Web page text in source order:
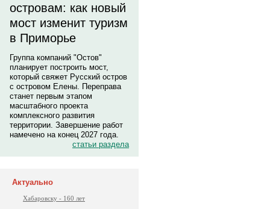
островам: как новый
мост изменит туризм
в Приморье
Группа компаний "Остов"
планирует построить мост,
который свяжет Русский остров
с островом Елены. Переправа
станет первым этапом
масштабного проекта
комплексного развития
территории. Завершение работ
намечено на конец 2027 года.
статьи раздела
Актуально
Хабаровску - 160 лет